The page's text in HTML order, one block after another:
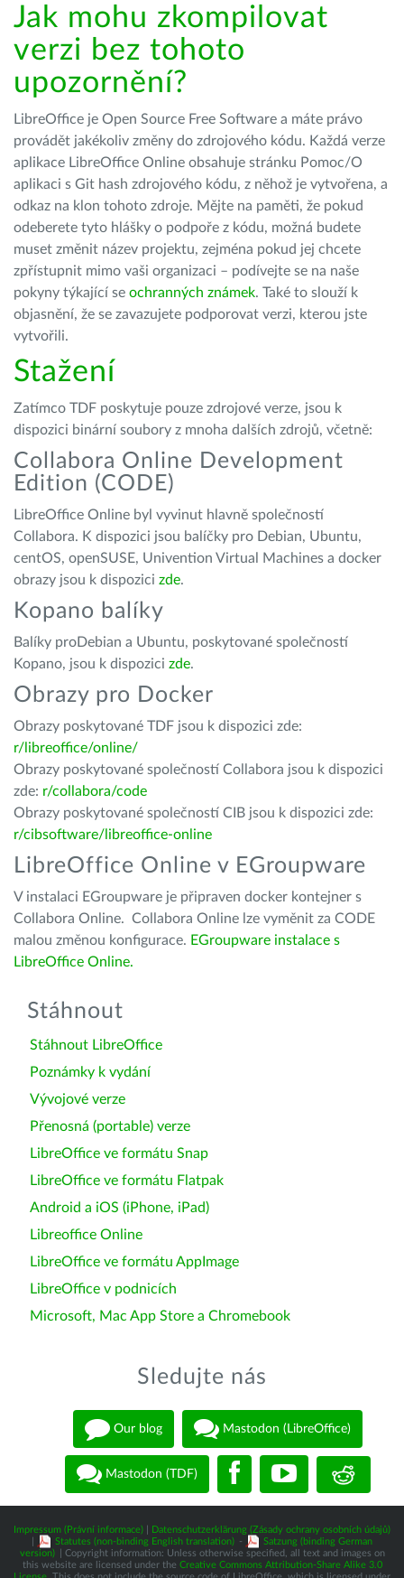
Jak mohu zkompilovat
verzi bez tohoto
upozornění?
LibreOffice je Open Source Free Software a máte právo
provádět jakékoliv změny do zdrojového kódu. Každá verze
aplikace LibreOffice Online obsahuje stránku Pomoc/O
aplikaci s Git hash zdrojového kódu, z něhož je vytvořena, a
odkaz na klon tohoto zdroje. Mějte na paměti, že pokud
odeberete tyto hlášky o podpoře z kódu, možná budete
muset změnit název projektu, zejména pokud jej chcete
zpřístupnit mimo vaši organizaci – podívejte se na naše
pokyny týkající se ochranných známek. Také to slouží k
objasnění, že se zavazujete podporovat verzi, kterou jste
vytvořili.
Stažení
Zatímco TDF poskytuje pouze zdrojové verze, jsou k
dispozici binární soubory z mnoha dalších zdrojů, včetně:
Collabora Online Development
Edition (CODE)
LibreOffice Online byl vyvinut hlavně společností
Collabora. K dispozici jsou balíčky pro Debian, Ubuntu,
centOS, openSUSE, Univention Virtual Machines a docker
obrazy jsou k dispozici zde.
Kopano balíky
Balíky proDebian a Ubuntu, poskytované společností
Kopano, jsou k dispozici zde.
Obrazy pro Docker
Obrazy poskytované TDF jsou k dispozici zde:
r/libreoffice/online/
Obrazy poskytované společností Collabora jsou k dispozici
zde: r/collabora/code
Obrazy poskytované společností CIB jsou k dispozici zde:
r/cibsoftware/libreoffice-online
LibreOffice Online v EGroupware
V instalaci EGroupware je připraven docker kontejner s
Collabora Online. Collabora Online lze vyměnit za CODE
malou změnou konfigurace. EGroupware instalace s
LibreOffice Online.
Stáhnout
Stáhnout LibreOffice
Poznámky k vydání
Vývojové verze
Přenosná (portable) verze
LibreOffice ve formátu Snap
LibreOffice ve formátu Flatpak
Android a iOS (iPhone, iPad)
Libreoffice Online
LibreOffice ve formátu AppImage
LibreOffice v podnicích
Microsoft, Mac App Store a Chromebook
Sledujte nás
Our blog Mastodon (LibreOffice)
Mastodon (TDF)
Impressum (Právní informace)
Datenschutzerklärung (Zásady ochrany osobních údajů)
Statutes (non-binding English translation) -
Satzung (binding German
version)
| Copyright information: Unless otherwise specified, all text and images on
this website are licensed under the Creative Commons Attribution-Share Alike 3.0